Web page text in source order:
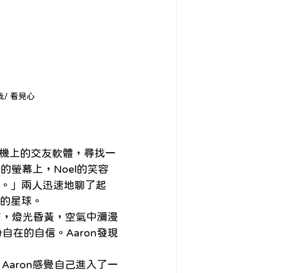
/ 看見心
上的交友軟體，尋找一
螢幕上，Noel的笑容
」兩人迅速地聊了起
星球。
燈光昏黃，空氣中瀰漫
在的自信。Aaron發現
感覺自己進入了一